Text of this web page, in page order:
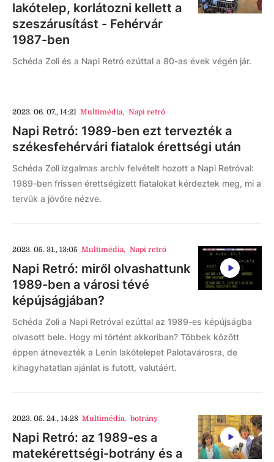
lakótelep, korlátozni kellett a
szeszárusítást - Fehérvár
1987-ben
Schéda Zoli és a Napi Retró ezúttal a 80-as évek végén jár.
2023. 06. 07., 14:21 Multimédia, Napi retró
Napi Retró: 1989-ben ezt tervezték a
székesfehérvári fiatalok érettségi után
Schéda Zoli izgalmas archív felvételt hozott a Napi Retróval:
1989-ben frissen érettségizett fiatalokat kérdeztek meg, mi a
tervük a jövőre nézve.
2023. 05. 31., 13:05 Multimédia, Napi retró
Napi Retró: miről olvashattunk
1989-ben a városi tévé
képújságjában?
Schéda Zoli a Napi Retróval ezúttal az 1989-es képújságba
olvasott bele. Hogy mi történt akkoriban? Többek között
éppen átnevezték a Lenin lakótelepet Palotavárosra, de
kihagyhatatlan ajánlat is futott, valutáért.
2023. 05. 24., 14:28 Multimédia, botrány
Napi Retró: az 1989-es a
matekérettségi-botrány és a